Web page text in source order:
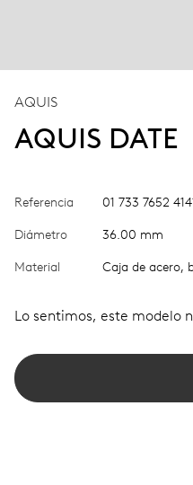
AQUIS
AQUIS DATE
Referencia 01 733 7652
Diámetro 36.00 mm
Material Caja de acero,
Lo sentimos, este modelo